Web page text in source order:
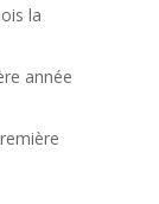
la
année